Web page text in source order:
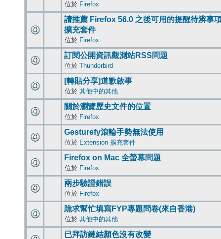
位於 Firefox
請推薦 Firefox 56.0 之後可用的提醒待辨事
擴充套件
位於 Firefox
訂閱公開資訊觀測站RSS問題
位於 Thunderbird
[轉貼分享]道歉啟事
位於 其他中的其他
關於瀏覽歷史文件的位置
位於 Firefox
Gesturefy滾輪手勢無法使用
位於 Extension 擴充套件
Firefox on Mac 全螢幕問題
位於 Firefox
兩步驗證錯誤
位於 Firefox
跪求幫忙填寫FYP專題問卷(來自香港)
位於 其他中的其他
已拜訪鏈結顏色沒有改變